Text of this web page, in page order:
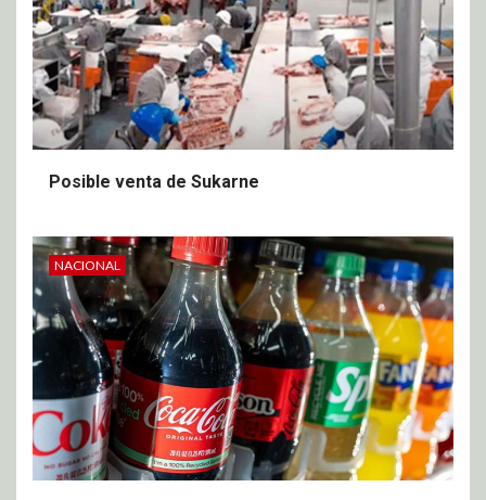
Posible venta de Sukarne
NACIONAL